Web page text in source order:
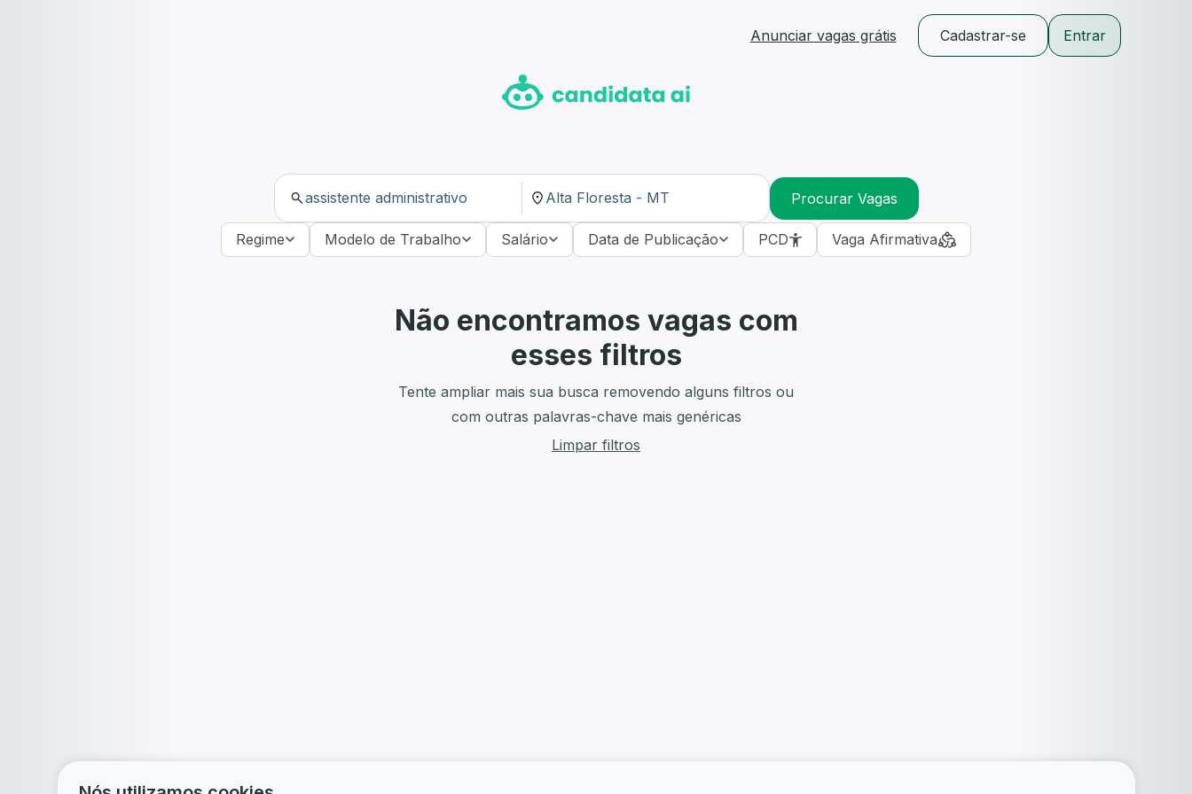
Anunciar vagas grátis Cadastrar-se Entrar
Procurar Vagas
Regime Modelo de Trabalho Salário Data de Publicação PCD Vaga Afirmativa
Não encontramos vagas com
esses filtros
Tente ampliar mais sua busca removendo alguns filtros ou
com outras palavras-chave mais genéricas
Limpar filtros